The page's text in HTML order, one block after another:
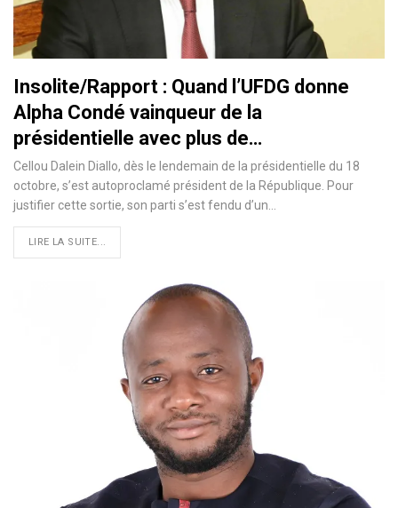
Insolite/Rapport : Quand l’UFDG donne
Alpha Condé vainqueur de la
présidentielle avec plus de…
Cellou Dalein Diallo, dès le lendemain de la présidentielle du 18
octobre, s’est autoproclamé président de la République. Pour
justifier cette sortie, son parti s’est fendu d’un
LIRE LA SUITE...